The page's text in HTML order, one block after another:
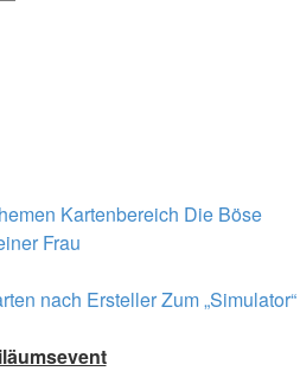
Kartenbereich Die Böse
Frau
nach ErstellerZum „Simulator“